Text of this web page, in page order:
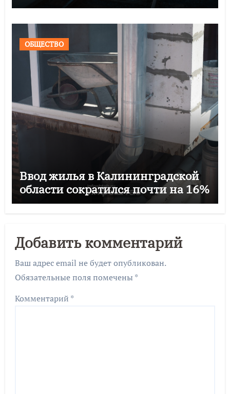
ОБЩЕСТВО
Ввод жилья в Калининградской
области сократился почти на 16%
Добавить комментарий
Ваш адрес email не будет опубликован.
Обязательные поля помечены *
Комментарий *